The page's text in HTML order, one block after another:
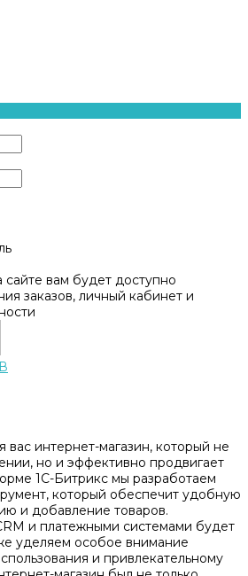
сайте вам будет доступно
заказов, личный кабинет и
вас интернет-магазин, который не
но и эффективно продвигает
1С-Битрикс мы разработаем
который обеспечит удобную
и добавление товаров.
и платежными системами будет
уделяем особое внимание
и привлекательному